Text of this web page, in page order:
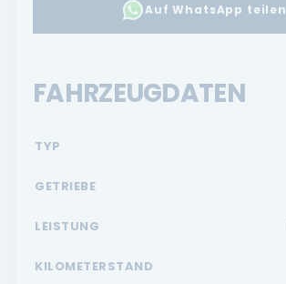
Auf WhatsApp teilen
FAHRZEUGDATEN
TYP
GETRIEBE
LEISTUNG
KILOMETERSTAND